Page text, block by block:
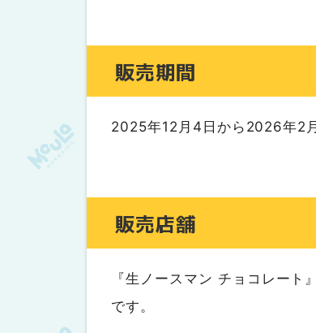
新千歳空港なら『生ノース
最後に包装箱を比較
②北海道民なら誰でも歌
販売期間
2025年12月4日から2026年2
販売店舗
『生ノースマン チョコレー
です。